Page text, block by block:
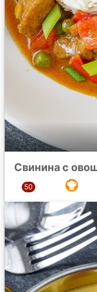
Свинина с